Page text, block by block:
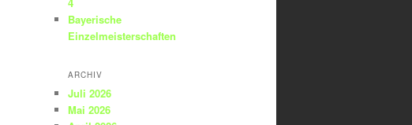
Bayerische
Einzelmeisterschaften
ARCHIV
Juli 2026
Mai 2026